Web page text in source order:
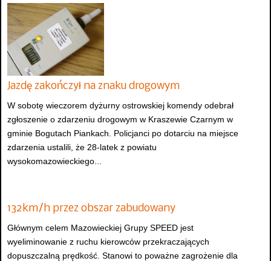
Jazdę zakończył na znaku drogowym
W sobotę wieczorem dyżurny ostrowskiej komendy odebrał
zgłoszenie o zdarzeniu drogowym w Kraszewie Czarnym w
gminie Bogutach Piankach. Policjanci po dotarciu na miejsce
zdarzenia ustalili, że 28-latek z powiatu
wysokomazowieckiego...
132km/h przez obszar zabudowany
Głównym celem Mazowieckiej Grupy SPEED jest
wyeliminowanie z ruchu kierowców przekraczających
dopuszczalną prędkość. Stanowi to poważne zagrożenie dla